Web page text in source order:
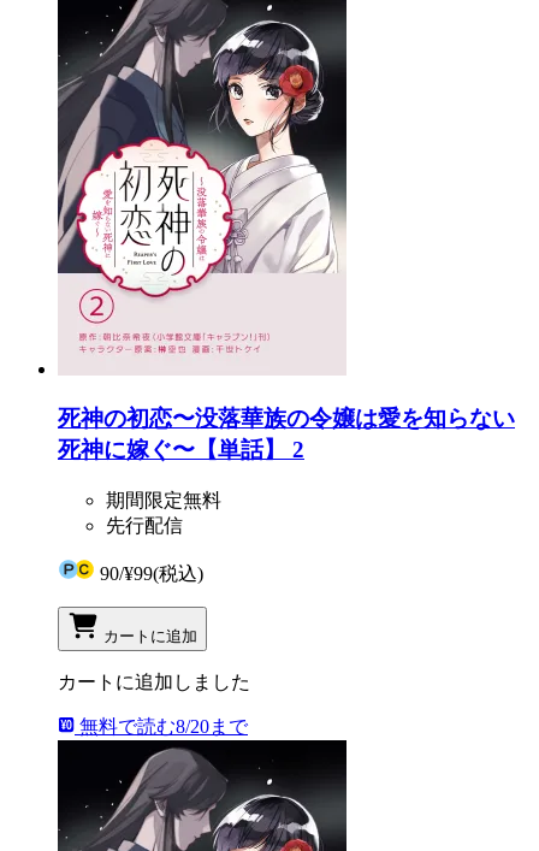
死神の初恋〜没落華族の令嬢は愛を知らない
死神に嫁ぐ〜【単話】 2
期間限定無料
先行配信
90/¥99(税込)
カートに追加
カートに追加しました
無料で読む8/20まで